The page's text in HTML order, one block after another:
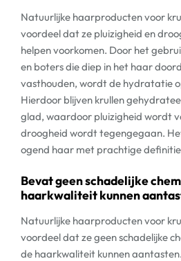
Natuurlijke haarproducten voor
voordeel dat ze pluizigheid en
helpen voorkomen. Door het
en boters die diep in het haar
vasthouden, wordt de hydratatie
Hierdoor blijven krullen
glad, waardoor pluizigheid wordt
droogheid wordt tegengegaan.
ogend haar met prachtige definitie
Bevat geen schadelijke
haarkwaliteit kunnen
Natuurlijke haarproducten voor
voordeel dat ze geen schadelijke
de haarkwaliteit kunnen